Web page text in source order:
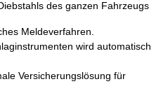
des ganzen Fahrzeugs
Meldeverfahren.
wird automatisch
Versicherungslösung für